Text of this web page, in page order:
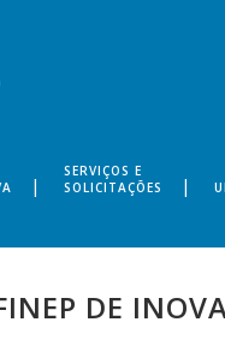
SERVIÇOS E
SOLICITAÇÕES
DE